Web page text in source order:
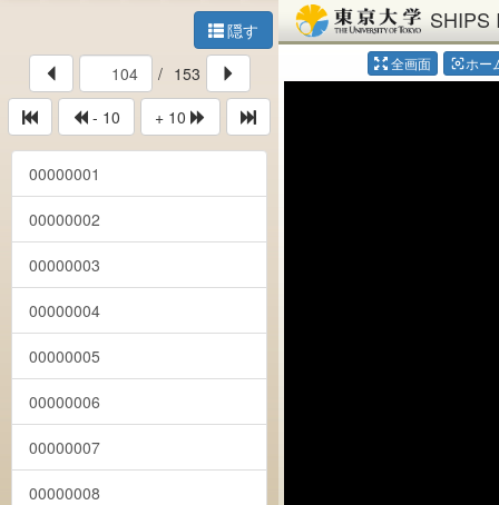
隠す
/ 153
- 10
+ 10
00000001
00000002
00000003
00000004
00000005
00000006
00000007
00000008
SHIPS
全画面 center_focus_weakホー